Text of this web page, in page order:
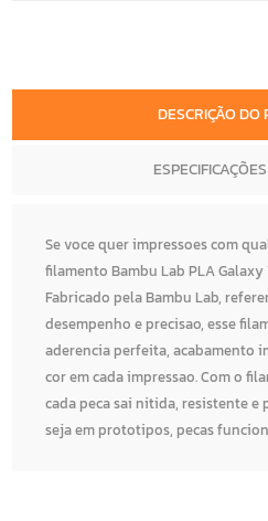
DESCRIÇÃO
Se voce quer impressoes com
filamento Bambu Lab PLA Galaxy
Fabricado pela Bambu Lab,
desempenho e precisao, esse
aderencia perfeita, acabamento
cor em cada impressao. Com o
cada peca sai nitida, resistente
seja em prototipos, pecas